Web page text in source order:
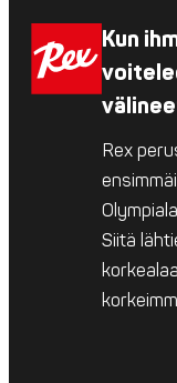
Kun
Rex
Siitä